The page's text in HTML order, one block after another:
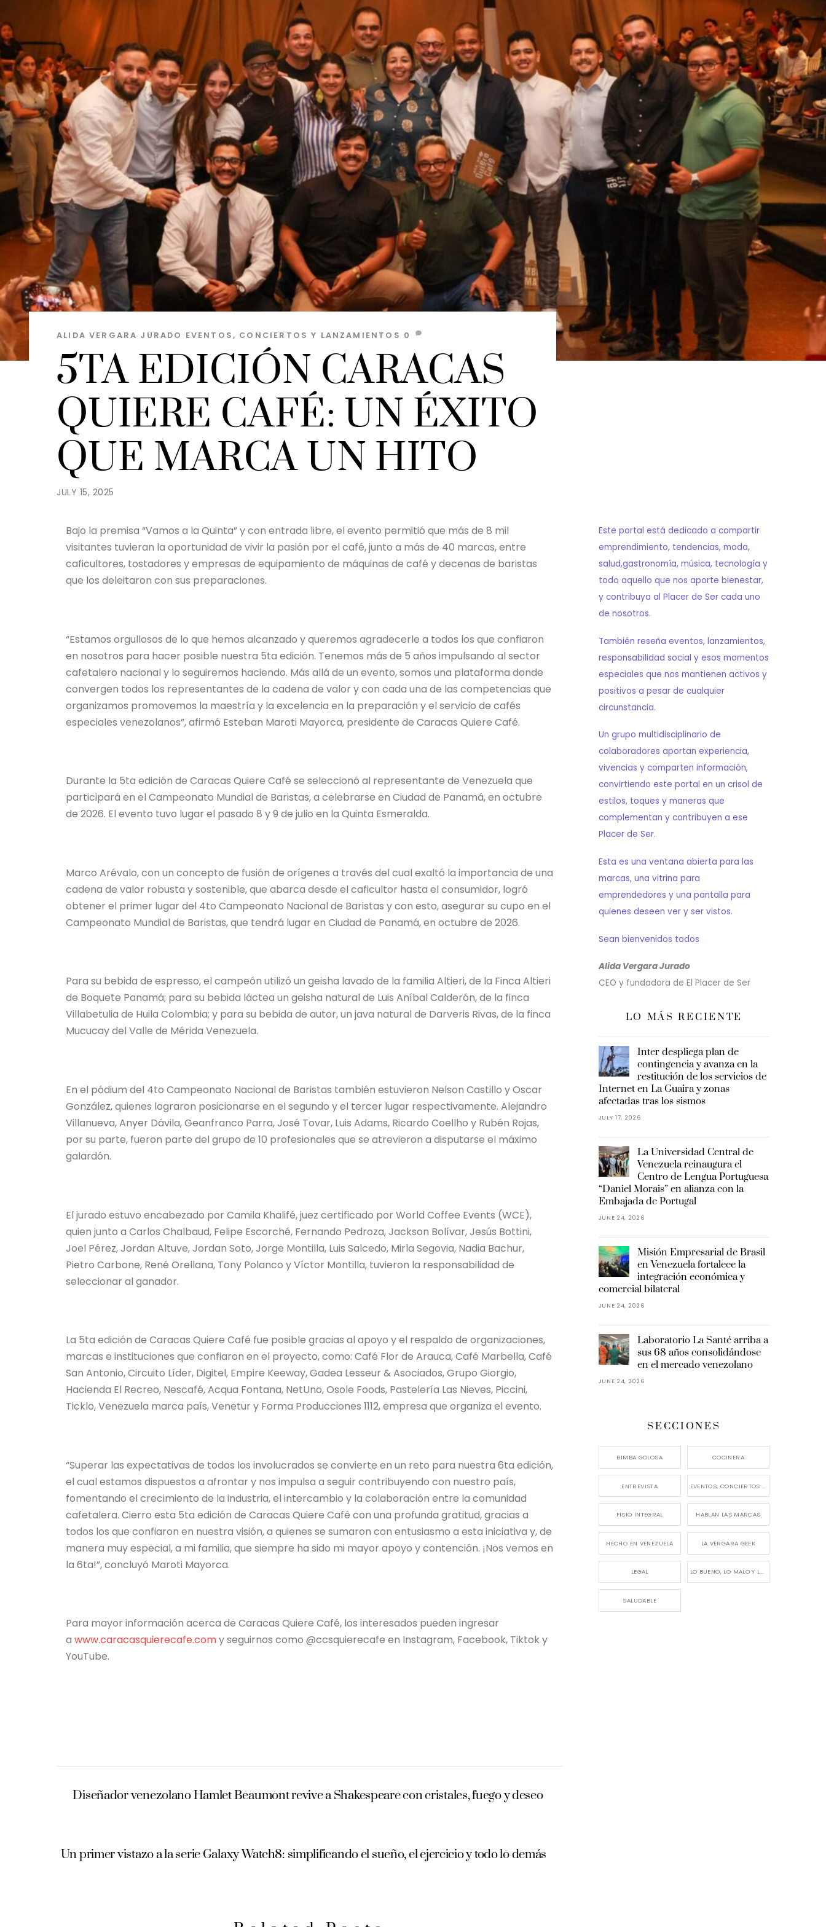
JULY 15, 2025
5TA EDICIÓN CARACAS
QUIERE CAFÉ: UN ÉXITO
QUE MARCA UN HITO
ALIDA VERGARA JURADO EVENTOS, CONCIERTOS Y LANZAMIENTOS 0
Bajo la premisa “Vamos a la Quinta” y con entrada libre, el evento permitió que más de 8 mil
visitantes tuvieran la oportunidad de vivir la pasión por el café, junto a más de 40 marcas, entre
caficultores, tostadores y empresas de equipamiento de máquinas de café y decenas de baristas
que los deleitaron con sus preparaciones.
“Estamos orgullosos de lo que hemos alcanzado y queremos agradecerle a todos los que confiaron
en nosotros para hacer posible nuestra 5ta edición. Tenemos más de 5 años impulsando al sector
cafetalero nacional y lo seguiremos haciendo. Más allá de un evento, somos una plataforma donde
convergen todos los representantes de la cadena de valor y con cada una de las competencias que
organizamos promovemos la maestría y la excelencia en la preparación y el servicio de cafés
especiales venezolanos”, afirmó Esteban Maroti Mayorca, presidente de Caracas Quiere Café.
Durante la 5ta edición de Caracas Quiere Café se seleccionó al representante de Venezuela que
participará en el Campeonato Mundial de Baristas, a celebrarse en Ciudad de Panamá, en octubre
de 2026. El evento tuvo lugar el pasado 8 y 9 de julio en la Quinta Esmeralda.
Marco Arévalo, con un concepto de fusión de orígenes a través del cual exaltó la importancia de una
cadena de valor robusta y sostenible, que abarca desde el caficultor hasta el consumidor, logró
obtener el primer lugar del 4to Campeonato Nacional de Baristas y con esto, asegurar su cupo en el
Campeonato Mundial de Baristas, que tendrá lugar en Ciudad de Panamá, en octubre de 2026.
Para su bebida de espresso, el campeón utilizó un geisha lavado de la familia Altieri, de la Finca Altieri
de Boquete Panamá; para su bebida láctea un geisha natural de Luis Aníbal Calderón, de la finca
Villabetulia de Huila Colombia; y para su bebida de autor, un java natural de Darveris Rivas, de la finca
Mucucay del Valle de Mérida Venezuela.
En el pódium del 4to Campeonato Nacional de Baristas también estuvieron Nelson Castillo y Oscar
González, quienes lograron posicionarse en el segundo y el tercer lugar respectivamente. Alejandro
Villanueva, Anyer Dávila, Geanfranco Parra, José Tovar, Luis Adams, Ricardo Coellho y Rubén Rojas,
por su parte, fueron parte del grupo de 10 profesionales que se atrevieron a disputarse el máximo
galardón.
El jurado estuvo encabezado por Camila Khalifé, juez certificado por World Coffee Events (WCE),
quien junto a Carlos Chalbaud, Felipe Escorché, Fernando Pedroza, Jackson Bolívar, Jesús Bottini,
Joel Pérez, Jordan Altuve, Jordan Soto, Jorge Montilla, Luis Salcedo, Mirla Segovia, Nadia Bachur,
Pietro Carbone, René Orellana, Tony Polanco y Víctor Montilla, tuvieron la responsabilidad de
seleccionar al ganador.
La 5ta edición de Caracas Quiere Café fue posible gracias al apoyo y el respaldo de organizaciones,
marcas e instituciones que confiaron en el proyecto, como: Café Flor de Arauca, Café Marbella, Café
San Antonio, Circuito Líder, Digitel, Empire Keeway, Gadea Lesseur & Asociados, Grupo Giorgio,
Hacienda El Recreo, Nescafé, Acqua Fontana, NetUno, Osole Foods, Pastelería Las Nieves, Piccini,
Ticklo, Venezuela marca país, Venetur y Forma Producciones 1112, empresa que organiza el evento.
“Superar las expectativas de todos los involucrados se convierte en un reto para nuestra 6ta edición,
el cual estamos dispuestos a afrontar y nos impulsa a seguir contribuyendo con nuestro país,
fomentando el crecimiento de la industria, el intercambio y la colaboración entre la comunidad
cafetalera. Cierro esta 5ta edición de Caracas Quiere Café con una profunda gratitud, gracias a
todos los que confiaron en nuestra visión, a quienes se sumaron con entusiasmo a esta iniciativa y, de
manera muy especial, a mi familia, que siempre ha sido mi mayor apoyo y contención. ¡Nos vemos en
la 6ta!”, concluyó Maroti Mayorca.
Para mayor información acerca de Caracas Quiere Café, los interesados pueden ingresar
a www.caracasquierecafe.comy seguirnos como @ccsquierecafe en Instagram, Facebook, Tiktok y
YouTube.
Diseñador venezolano Hamlet Beaumont revive a Shakespeare con cristales, fuego y deseo
Un primer vistazo a la serie Galaxy Watch8: simplificando el sueño, el ejercicio y todo lo demás
Este portal está dedicado a compartir
emprendimiento, tendencias, moda,
salud,gastronomía, música, tecnología y
todo aquello que nos aporte bienestar,
y contribuya al Placer de Ser cada uno
de nosotros.
También reseña eventos, lanzamientos,
responsabilidad social y esos momentos
especiales que nos mantienen activos y
positivos a pesar de cualquier
circunstancia.
Un grupo multidisciplinario de
colaboradores aportan experiencia,
vivencias y comparten información,
convirtiendo este portal en un crisol de
estilos, toques y maneras que
complementan y contribuyen a ese
Placer de Ser.
Esta es una ventana abierta para las
marcas, una vitrina para
emprendedores y una pantalla para
quienes deseen ver y ser vistos.
Sean bienvenidos todos
Alida Vergara Jurado
CEO y fundadora de El Placer de Ser
LO MÁS RECIENTE
Inter despliega plan de
contingencia y avanza en la
restitución de los servicios de
Internet en La Guaira y zonas
afectadas tras los sismos
JULY 17, 2026
La Universidad Central de
Venezuela reinaugura el
Centro de Lengua Portuguesa
“Daniel Morais” en alianza con la
Embajada de Portugal
JUNE 24, 2026
Misión Empresarial de Brasil
en Venezuela fortalece la
integración económica y
comercial bilateral
JUNE 24, 2026
Laboratorio La Santé arriba a
sus 68 años consolidándose
en el mercado venezolano
JUNE 24, 2026
SECCIONES
BIMBA GOLOSA COCINERA
ENTREVISTA
FISIO INTEGRAL HABLAN LAS MARCAS
HECHO EN VENEZUELA LA VERGARA GEEK
LEGAL LO BUENO, LO MALO Y LO FEO
SALUDABLE